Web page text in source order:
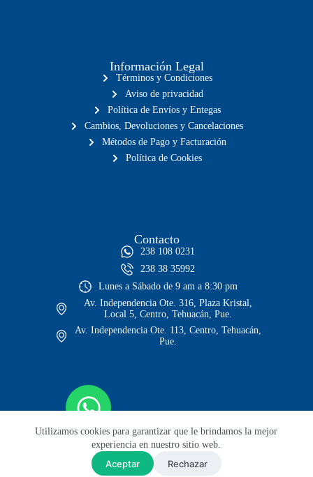
Utilizamos cookies para garantizar que le brindamos la mejor
experiencia en nuestro sitio web.
Aceptar Rechazar
Información Legal
Términos y Condiciones
Aviso de privacidad
Política de Envíos y Entegas
Cambios, Devoluciones y Cancelaciones
Métodos de Pago y Facturación
Política de Cookies
Contacto
238 108 0231
238 38 35992
Lunes a Sábado de 9 am a 8:30 pm
Av. Independencia Ote. 316, Plaza Kristal,
Local 5, Centro, Tehuacán, Pue.
Av. Independencia Ote. 113, Centro, Tehuacán,
Pue.
© Todos los derechos reservados